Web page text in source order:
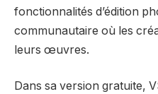
fonctionnalités d’édition
communautaire où les
leurs œuvres.
Dans sa version gratuite,